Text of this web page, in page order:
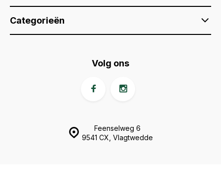
Categorieën
Feenselweg 6
9541 CX, Vlagtwedde
Volg ons